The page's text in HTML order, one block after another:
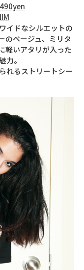
イドなシルエットの
のベージュ、ミリタ
軽いアタリが入った
力。
れるストリートシー